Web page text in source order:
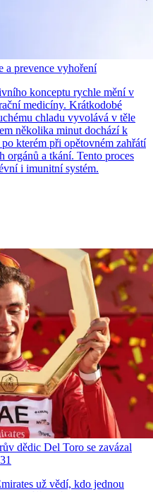
a prevence vyhoření
konceptu rychle mění v
medicíny. Krátkodobé
chladu vyvolává v těle
několika minut dochází k
kterém při opětovném zahřátí
orgánů a tkání. Tento proces
i imunitní systém.
dědic Del Toro se zavázal
už vědí, kdo jednou